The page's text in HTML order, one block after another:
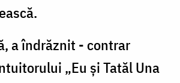
a îndrăznit - contrar
„Eu şi Tatăl Una